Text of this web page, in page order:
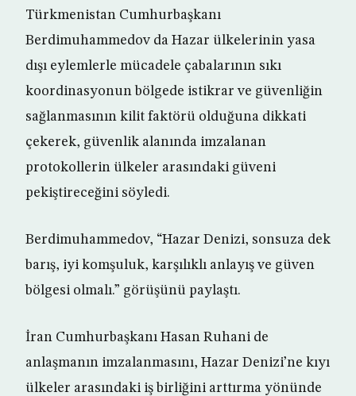
Türkmenistan Cumhurbaşkanı
Berdimuhammedov da Hazar ülkelerinin yasa
dışı eylemlerle mücadele çabalarının sıkı
koordinasyonun bölgede istikrar ve güvenliğin
sağlanmasının kilit faktörü olduğuna dikkati
çekerek, güvenlik alanında imzalanan
protokollerin ülkeler arasındaki güveni
pekiştireceğini söyledi.
Berdimuhammedov, “Hazar Denizi, sonsuza dek
barış, iyi komşuluk, karşılıklı anlayış ve güven
bölgesi olmalı.” görüşünü paylaştı.
İran Cumhurbaşkanı Hasan Ruhani de
anlaşmanın imzalanmasını, Hazar Denizi’ne kıyı
ülkeler arasındaki iş birliğini arttırma yönünde